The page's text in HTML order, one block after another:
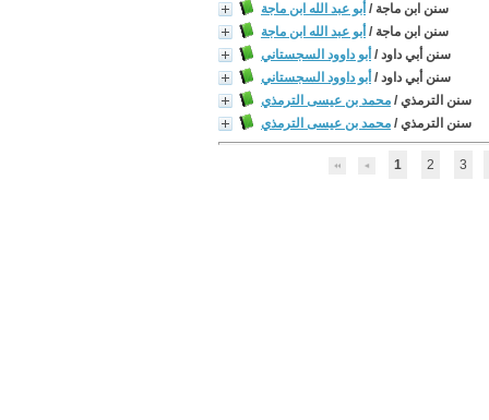
سنن ابن ماجة / أبو عبد الله ابن ماجة
سنن ابن ماجة / أبو عبد الله ابن ماجة
سنن أبي داود / أبو داوود السجستاني
سنن أبي داود / أبو داوود السجستاني
سنن الترمذي / محمد بن عيسى الترمذي
سنن الترمذي / محمد بن عيسى الترمذي
1 2 3